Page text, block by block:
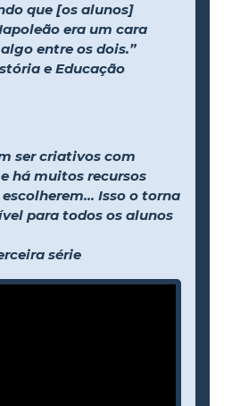
que [os alunos]
era um cara
entre os dois.”
e Educação
ser criativos com
há muitos recursos
Isso o torna
para todos os alunos
série